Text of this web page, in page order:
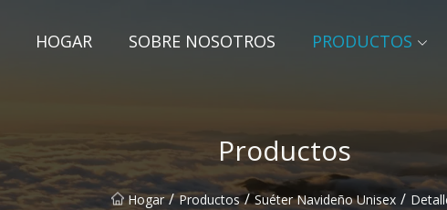
HOGAR SOBRE NOSOTROS PRODUCTOS
Productos
Hogar / Productos / Suéter Navideño Unisex /